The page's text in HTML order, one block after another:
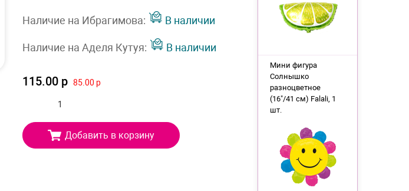
Наличие на Ибрагимова: В наличии
Наличие на Аделя Кутуя: В наличии
115.00 р 85.00 р
Добавить в корзину
Мини фигура
Солнышко
разноцветное
(16"/41 см) Falali, 1
шт.